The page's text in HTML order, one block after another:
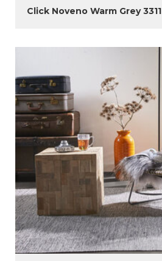
Click Noveno Warm Grey 3311